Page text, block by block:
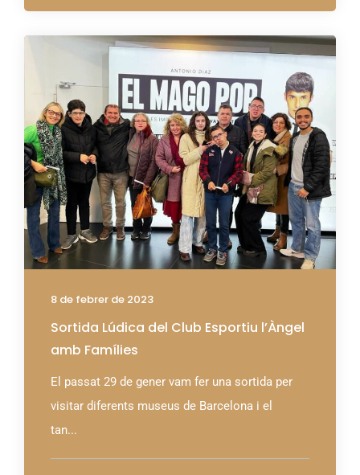
8 de febrer de 2023
Sortida Lúdica del Club Esportiu l’Àngel
amb Famílies
El passat 29 de gener vam fer una sortida per
visitar diferents museus de Barcelona i el
tan...